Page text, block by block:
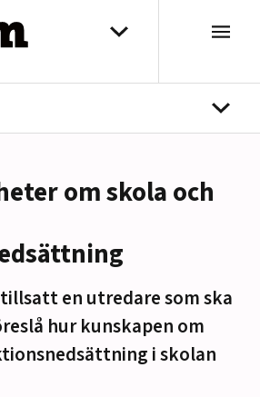
Välj distrikt
om skola och
en utredare som ska
hur kunskapen om
i skolan